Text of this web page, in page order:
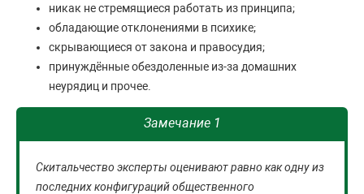
никак не стремящиеся работать из принципа;
обладающие отклонениями в психике;
скрывающиеся от закона и правосудия;
принуждённые обездоленные из-за домашних
неурядиц и прочее.
Замечание 1
Скитальчество эксперты оценивают равно как одну из
последних конфигураций общественного